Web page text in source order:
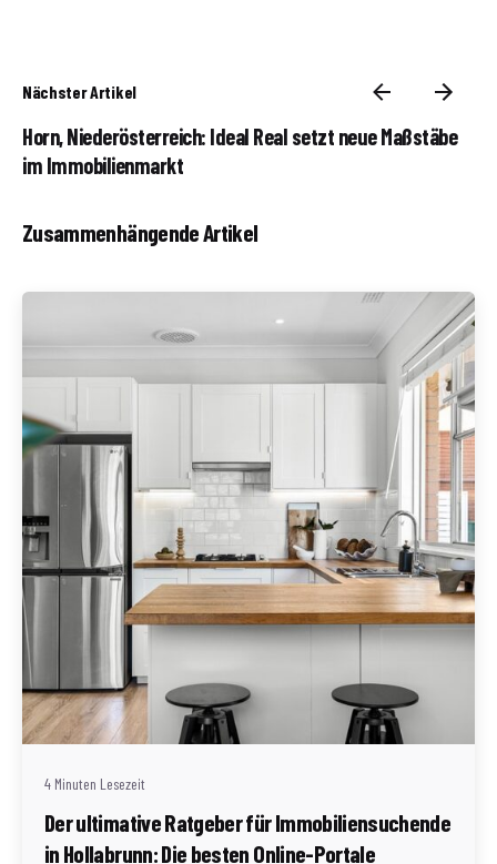
Nächster Artikel
Horn, Niederösterreich: Ideal Real setzt neue Maßstäbe
im Immobilienmarkt
Zusammenhängende Artikel
Geschrieben von
Redaktion Immofragen Bezirk: Horn & Hollabrunn
(AT)
4 Minuten Lesezeit
Der ultimative Ratgeber für Immobiliensuchende
in Hollabrunn: Die besten Online-Portale